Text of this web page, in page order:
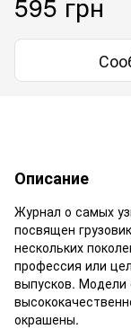
Описание
Журнал о самых
посвящен
нескольких
профессия или
выпусков. Модели
окрашены.